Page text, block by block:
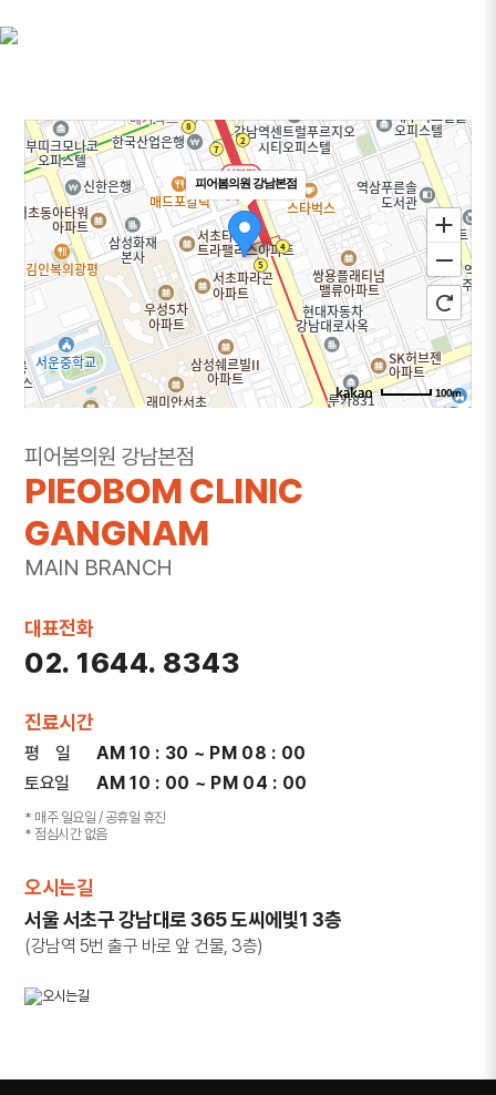
피어봄의원 강남본점
100m
301~302호
전화
1644-8343
피어봄의원 강남본점
PIEOBOM CLINIC
GANGNAM
MAIN BRANCH
대표전화
02. 1644. 8343
진료시간
평 일
AM 10 : 30 ~ PM 08 : 00
토요일
AM 10 : 00 ~ PM 04 : 00
* 매주 일요일 / 공휴일 휴진
* 점심시간 없음
오시는길
서울 서초구 강남대로 365 도씨에빛1 3층
(강남역 5번 출구 바로 앞 건물, 3층)